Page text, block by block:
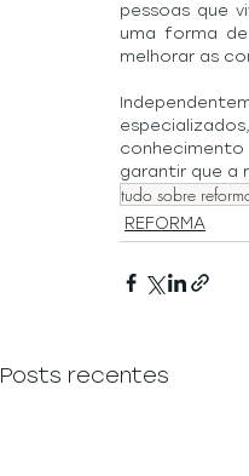
pessoas que
uma forma
melhorar as
garantir que a
tudo sobre
REFORMA
Posts recentes